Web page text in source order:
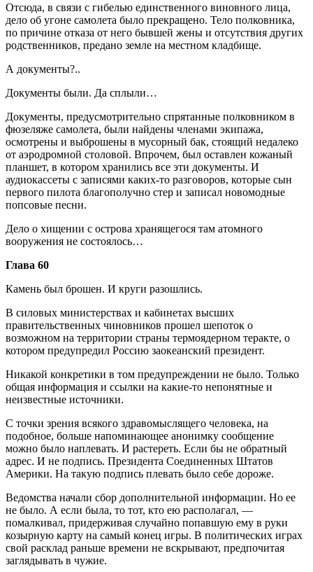
Отсюда, в связи с гибелью единственного виновного лица,
дело об угоне самолета было прекращено. Тело полковника,
по причине отказа от него бывшей жены и отсутствия других
родственников, предано земле на местном кладбище.
А документы?..
Документы были. Да сплыли…
Документы, предусмотрительно спрятанные полковником в
фюзеляже самолета, были найдены членами экипажа,
осмотрены и выброшены в мусорный бак, стоящий недалеко
от аэродромной столовой. Впрочем, был оставлен кожаный
планшет, в котором хранились все эти документы. И
аудиокассеты с записями каких-то разговоров, которые сын
первого пилота благополучно стер и записал новомодные
попсовые песни.
Дело о хищении с острова хранящегося там атомного
вооружения не состоялось…
Глава 60
Камень был брошен. И круги разошлись.
В силовых министерствах и кабинетах высших
правительственных чиновников прошел шепоток о
возможном на территории страны термоядерном теракте, о
котором предупредил Россию заокеанский президент.
Никакой конкретики в том предупреждении не было. Только
общая информация и ссылки на какие-то непонятные и
неизвестные источники.
С точки зрения всякого здравомыслящего человека, на
подобное, больше напоминающее анонимку сообщение
можно было наплевать. И растереть. Если бы не обратный
адрес. И не подпись. Президента Соединенных Штатов
Америки. На такую подпись плевать было себе дороже.
Ведомства начали сбор дополнительной информации. Но ее
не было. А если была, то тот, кто ею располагал, —
помалкивал, придерживая случайно попавшую ему в руки
козырную карту на самый конец игры. В политических играх
свой расклад раньше времени не вскрывают, предпочитая
заглядывать в чужие.